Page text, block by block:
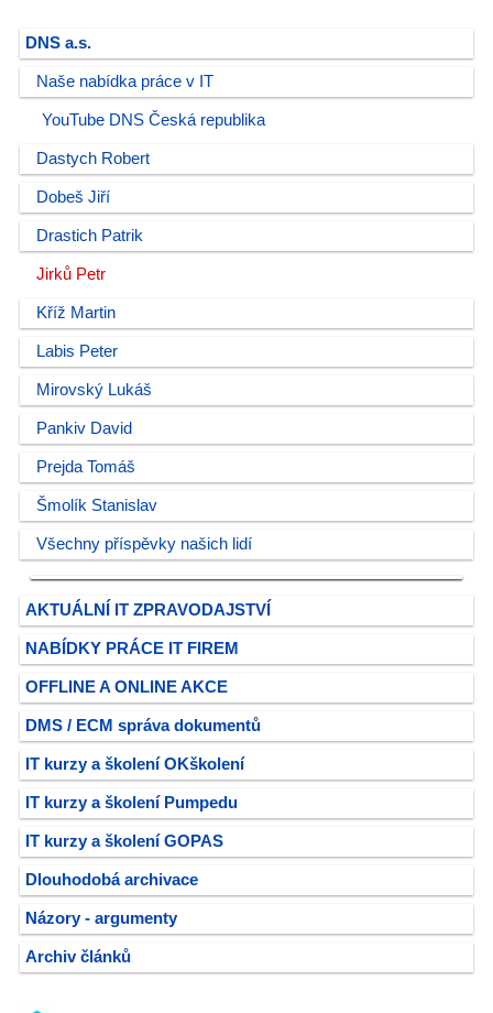
DNS a.s.
Naše nabídka práce v IT
YouTube DNS Česká republika
Dastych Robert
Dobeš Jiří
Drastich Patrik
Jirků Petr
Kříž Martin
Labis Peter
Mirovský Lukáš
Pankiv David
Prejda Tomáš
Šmolík Stanislav
Všechny příspěvky našich lidí
AKTUÁLNÍ IT ZPRAVODAJSTVÍ
NABÍDKY PRÁCE IT FIREM
OFFLINE A ONLINE AKCE
DMS / ECM správa dokumentů
IT kurzy a školení OKškolení
IT kurzy a školení Pumpedu
IT kurzy a školení GOPAS
Dlouhodobá archivace
Názory - argumenty
Archiv článků